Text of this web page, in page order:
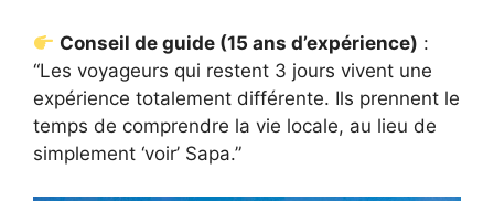
Conseil de guide (15 ans d’expérience) :
“Les voyageurs qui restent 3 jours vivent une
expérience totalement différente. Ils prennent le
temps de comprendre la vie locale, au lieu de
simplement ‘voir’ Sapa.”